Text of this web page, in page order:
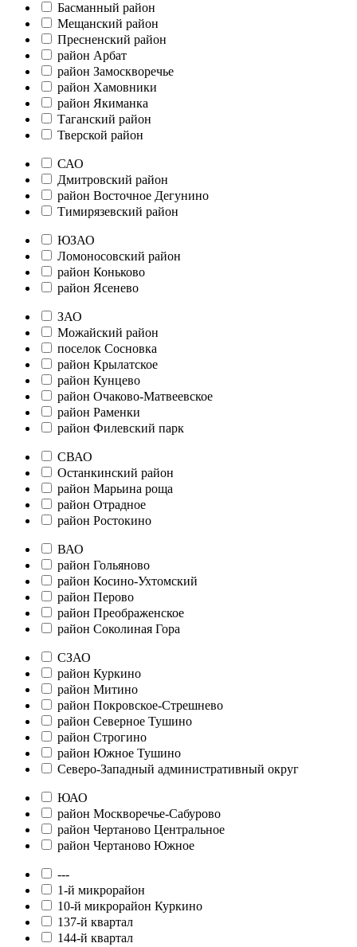
Басманный район
Мещанский район
Пресненский район
район Арбат
район Замоскворечье
район Хамовники
район Якиманка
Таганский район
Тверской район
САО
Дмитровский район
район Восточное Дегунино
Тимирязевский район
ЮЗАО
Ломоносовский район
район Коньково
район Ясенево
ЗАО
Можайский район
поселок Сосновка
район Крылатское
район Кунцево
район Очаково-Матвеевское
район Раменки
район Филевский парк
СВАО
Останкинский район
район Марьина роща
район Отрадное
район Ростокино
ВАО
район Гольяново
район Косино-Ухтомский
район Перово
район Преображенское
район Соколиная Гора
СЗАО
район Куркино
район Митино
район Покровское-Стрешнево
район Северное Тушино
район Строгино
район Южное Тушино
Северо-Западный административный округ
ЮАО
район Москворечье-Сабурово
район Чертаново Центральное
район Чертаново Южное
---
1-й микрорайон
10-й микрорайон Куркино
137-й квартал
144-й квартал